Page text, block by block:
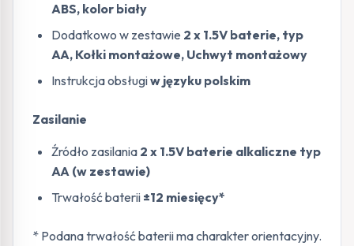
ABS, kolor biały
Dodatkowo w zestawie 2 x 1.5V baterie, typ
AA, Kołki montażowe, Uchwyt montażowy
Instrukcja obsługiw języku polskim
Zasilanie
Źródło zasilania 2 x 1.5V baterie alkaliczne typ
AA (w zestawie)
Trwałość baterii ±12 miesięcy*
* Podana trwałość baterii ma charakter orientacyjny.